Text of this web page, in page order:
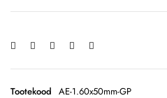
Tootekood AE-1.60x50mm-GP